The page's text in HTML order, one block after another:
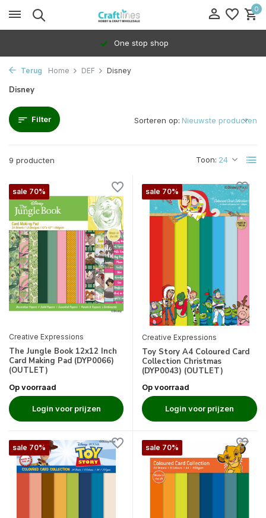
0
One stop shop
Terug Home DEF Disney
Disney
Filter
9 producten Toon:
Sorteren op:
sale 70%
Creative Expressions
The Jungle Book 12x12 Inch
Card Making Pad (DYP0066)
(OUTLET)
Op voorraad
Login voor prijzen
sale 70%
Creative Expressions
Toy Story A4 Coloured Card
Collection Christmas
(DYP0043) (OUTLET)
Op voorraad
Login voor prijzen
sale 70% sale 70%